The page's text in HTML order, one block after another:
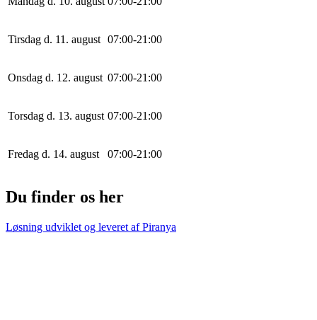
Tirsdag d. 11. august 07:00-21 :00
Onsdag d. 12. august 07:00-21 :00
Torsdag d. 13. august 07:00-21 :00
Fredag d. 14. august 07:00-21 :00
Du finder os her
Løsning udviklet og leveret afPiranya